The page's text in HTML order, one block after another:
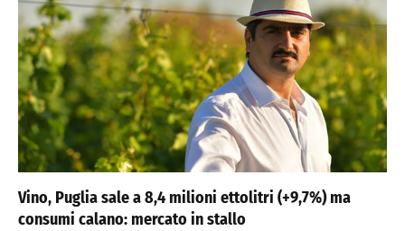
Vino, Puglia sale a 8,4 milioni ettolitri (+9,7%) ma
consumi calano: mercato in stallo